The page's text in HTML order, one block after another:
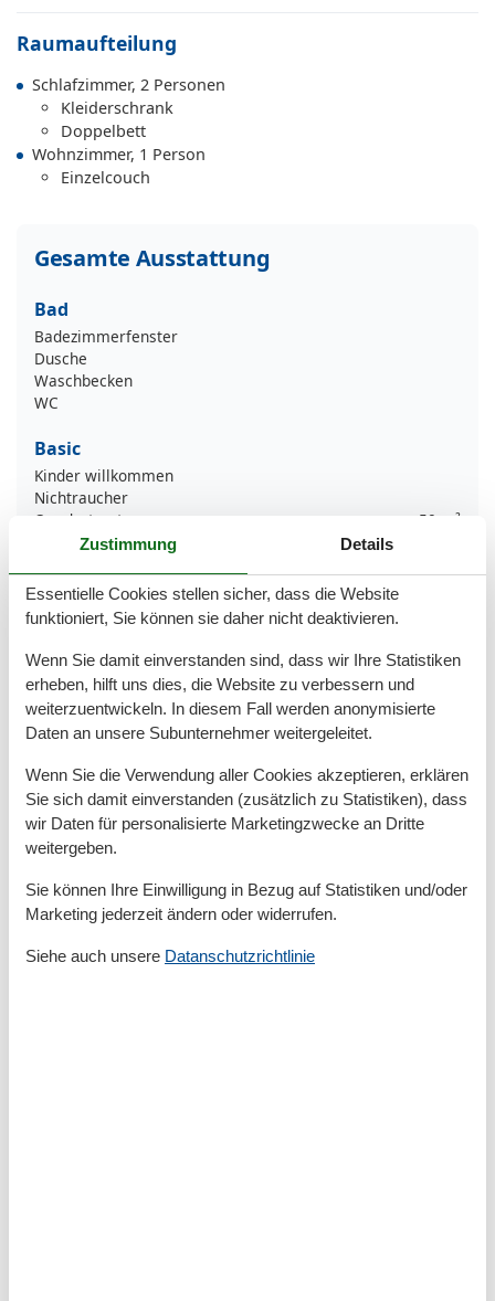
Raumaufteilung
Schlafzimmer, 2 Personen
Kleiderschrank
Doppelbett
Wohnzimmer, 1 Person
Einzelcouch
Gesamte Ausstattung
Bad
Badezimmerfenster
Dusche
Waschbecken
WC
Basic
Kinder willkommen
Nichtraucher
Quadratmeter
50 m²
Zimmer
Entfernung
Strandentfernung
Küche
Backofen
Kaffeemaschine
Küche
Microwelle
Spülmaschine
Teller
Toaster
Unterkunft
Balkon
Zustimmung Details
Essentielle Cookies stellen sicher, dass die Website
funktioniert, Sie können sie daher nicht deaktivieren.
Wenn Sie damit einverstanden sind, dass wir Ihre Statistiken
erheben, hilft uns dies, die Website zu verbessern und
weiterzuentwickeln. In diesem Fall werden anonymisierte
Daten an unsere Subunternehmer weitergeleitet.
Wenn Sie die Verwendung aller Cookies akzeptieren, erklären
Sie sich damit einverstanden (zusätzlich zu Statistiken), dass
wir Daten für personalisierte Marketingzwecke an Dritte
weitergeben.
Sie können Ihre Einwilligung in Bezug auf Statistiken und/oder
Marketing jederzeit ändern oder widerrufen.
Siehe auch unsere Datanschutzrichtlinie